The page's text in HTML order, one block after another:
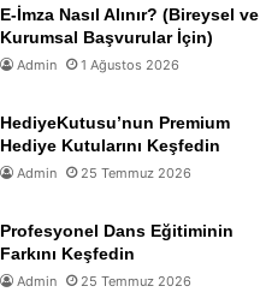
E-İmza Nasıl Alınır? (Bireysel ve
Kurumsal Başvurular İçin)
Admin 1 Ağustos 2026
HediyeKutusu’nun Premium
Hediye Kutularını Keşfedin
Admin 25 Temmuz 2026
Profesyonel Dans Eğitiminin
Farkını Keşfedin
Admin 25 Temmuz 2026